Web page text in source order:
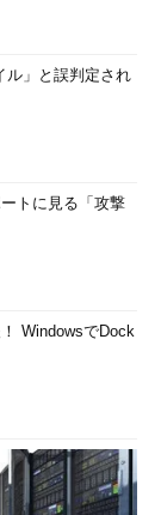
になるような
しいブロックを
はコンピュー
ている。
チェーンの末尾
ン内のブロック
ブロックの改ざ
させずにブロッ
り、先ほどの
済み」状態にな
ル」と誤判定され
トに見る「攻撃
WindowsでDock